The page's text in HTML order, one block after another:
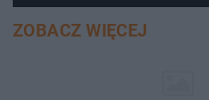
ZOBACZ WIĘCEJ